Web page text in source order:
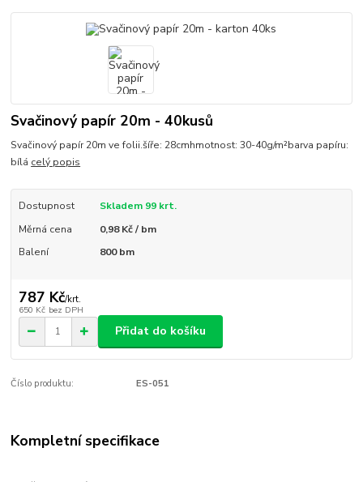
Svačinový papír 20m - 40kusů
Svačinový papír 20m ve folii.šíře: 28cmhmotnost: 30-40g/m²barva papíru:
bílá celý popis
Dostupnost
Skladem 99 krt.
Měrná cena
0,98 Kč / bm
Balení
800 bm
787 Kč/krt.
650 Kč bez DPH
Přidat do košíku
Číslo produktu: ES-051
Kompletní specifikace